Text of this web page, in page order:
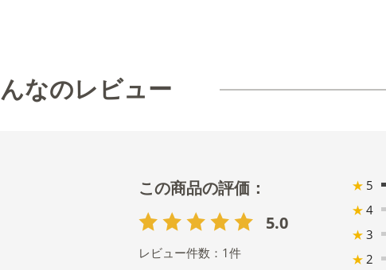
なのレビュー
5.0
レビュー件数： 1件
★ 5
★ 4
★ 3
★ 2